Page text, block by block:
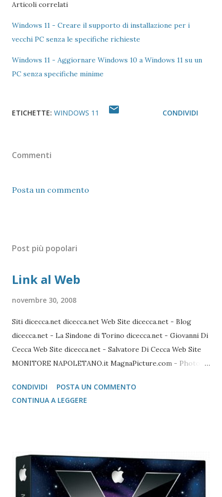
Articoli correlati
Windows 11 - Creare il supporto di installazione per i
vecchi PC senza le specifiche richieste
Windows 11 - Aggiornare Windows 10 a Windows 11 su un
PC senza specifiche minime
ETICHETTE: WINDOWS 11 CONDIVIDI
Commenti
Posta un commento
Post più popolari
Link al Web
novembre 30, 2008
Siti dicecca.net dicecca.net Web Site dicecca.net - Blog
dicecca.net - La Sindone di Torino dicecca.net - Giovanni Di
Cecca Web Site dicecca.net - Salvatore Di Cecca Web Site
MONITORE NAPOLETANO.it MagnaPicture.com - Photo
Mozilla FireFox / Thunderbird / FileZilla Portable FireFox
Download localizzati FireFox Portable - Pagina download
copia gratuita per 1 anno Adobe Reader Get Adobe Acrobat
e Adobe Reader Cartella tutte le versioni Adobe Reader da
scaricare offline Microsoft 365 Accedere ad area riservata
CONDIVIDI
POSTA UN COMMENTO
CONTINUA A LEGGERE